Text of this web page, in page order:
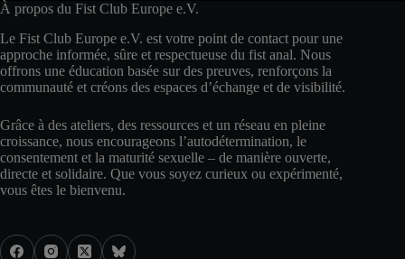
À propos du Fist Club Europe e.V.
Le Fist Club Europe e.V. est votre point de contact pour une
approche informée, sûre et respectueuse du fist anal. Nous
offrons une éducation basée sur des preuves, renforçons la
communauté et créons des espaces d’échange et de visibilité.
Grâce à des ateliers, des ressources et un réseau en pleine
croissance, nous encourageons l’autodétermination, le
consentement et la maturité sexuelle – de manière ouverte,
directe et solidaire. Que vous soyez curieux ou expérimenté,
vous êtes le bienvenu.